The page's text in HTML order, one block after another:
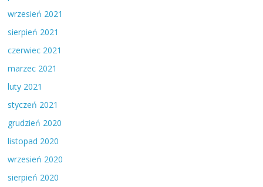
wrzesień 2021
sierpień 2021
czerwiec 2021
marzec 2021
luty 2021
styczeń 2021
grudzień 2020
listopad 2020
wrzesień 2020
sierpień 2020